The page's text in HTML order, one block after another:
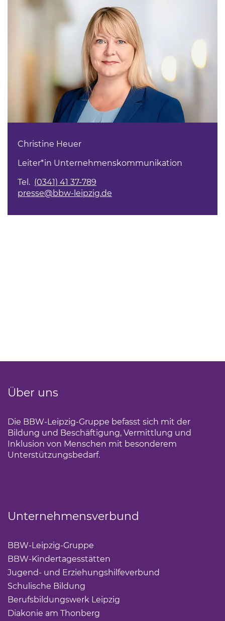
Christine Heuer
Leiter*in Unternehmenskommunikation
Tel. (0341) 41 37-789
presse@bbw-leipzig.de
Über uns
Die BBW-Leipzig-Gruppe befasst sich mit der
Bildung und Beschäftigung, Vermittlung und
Inklusion von Menschen mit besonderem
Unterstützungsbedarf.
Unternehmensverbund
BBW-Leipzig-Gruppe
BBW-Kindertagesstätten
Jugend- und Erziehungshilfeverbund
Schulische Bildung
Berufsbildungswerk Leipzig
Diakonie am Thonberg